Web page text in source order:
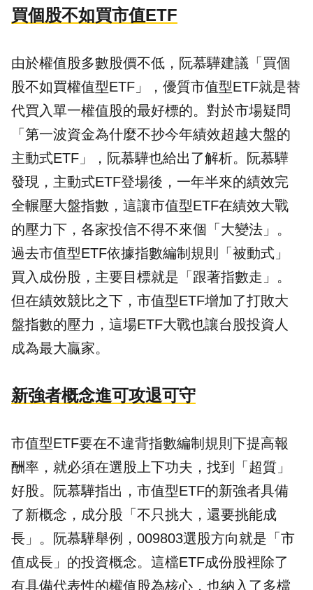
買個股不如買市值ETF
由於權值股多數股價不低，阮慕驊建議「買個
股不如買權值型ETF」，優質市值型ETF就是替
代買入單一權值股的最好標的。對於市場疑問
「第一波資金為什麼不抄今年績效超越大盤的
主動式ETF」，阮慕驊也給出了解析。阮慕驊
發現，主動式ETF登場後，一年半來的績效完
全輾壓大盤指數，這讓市值型ETF在績效大戰
的壓力下，各家投信不得不來個「大變法」。
過去市值型ETF依據指數編制規則「被動式」
買入成份股，主要目標就是「跟著指數走」。
但在績效競比之下，市值型ETF增加了打敗大
盤指數的壓力，這場ETF大戰也讓台股投資人
成為最大贏家。
新強者概念進可攻退可守
市值型ETF要在不違背指數編制規則下提高報
酬率，就必須在選股上下功夫，找到「超質」
好股。阮慕驊指出，市值型ETF的新強者具備
了新概念，成分股「不只挑大，還要挑能成
長」。阮慕驊舉例，009803選股方向就是「市
值成長」的投資概念。這檔ETF成份股裡除了
有具備代表性的權值股為核心，也納入了多檔